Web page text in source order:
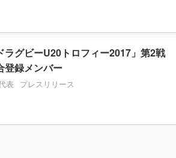
ラグビーU20トロフィー2017」第2戦
録メンバー
表 プレスリリース